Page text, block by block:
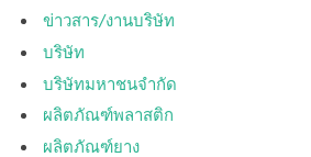
ข่าวสาร/งานบริษัท
บริษัท
บริษัทมหาชนจำกัด
ผลิตภัณฑ์พลาสติก
ผลิตภัณฑ์ยาง